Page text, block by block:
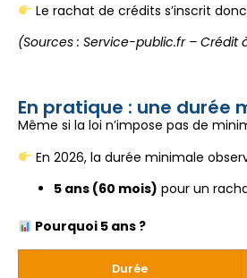
Le rachat de crédits s’inscrit
(Sources : Service-public.fr – Crédit
En pratique : une durée
Même si la loi n’impose pas de
En 2026, la durée minimale
5 ans (60 mois) pour un
Pourquoi 5 ans ?
Durée